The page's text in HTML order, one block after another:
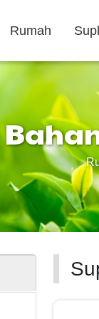
Rumah
Suplemen
Kecantikan
Kapsul